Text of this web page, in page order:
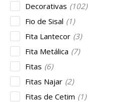
Decorativas (102)
Fio de Sisal (1)
Fita Lantecor (3)
Fita Metálica (7)
Fitas (6)
Fitas Najar (2)
Fitas de Cetim (1)